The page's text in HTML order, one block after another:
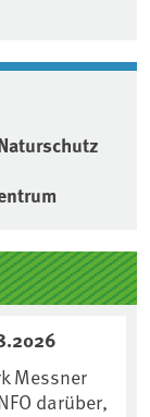
Messner
darüber,